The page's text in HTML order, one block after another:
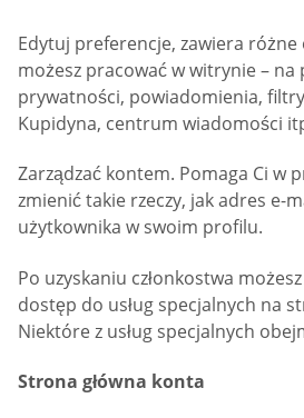
Edytuj preferencje, zawiera różne
możesz pracować w witrynie – na
prywatności, powiadomienia,
Kupidyna, centrum wiadomości
Zarządzać kontem. Pomaga Ci w
zmienić takie rzeczy, jak adres e-
użytkownika w swoim profilu.
Po uzyskaniu członkostwa
dostęp do usług specjalnych na
Niektóre z usług specjalnych
Strona główna konta